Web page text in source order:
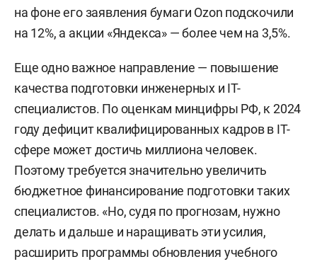
на фоне его заявления бумаги Ozon подскочили
на 12%, а акции «Яндекса» — более чем на 3,5%.
Еще одно важное направление — повышение
качества подготовки инженерных и IT-
специалистов. По оценкам минцифры РФ, к 2024
году дефицит квалифицированных кадров в IT-
сфере может достичь миллиона человек.
Поэтому требуется значительно увеличить
бюджетное финансирование подготовки таких
специалистов. «Но, судя по прогнозам, нужно
делать и дальше и наращивать эти усилия,
расширить программы обновления учебного